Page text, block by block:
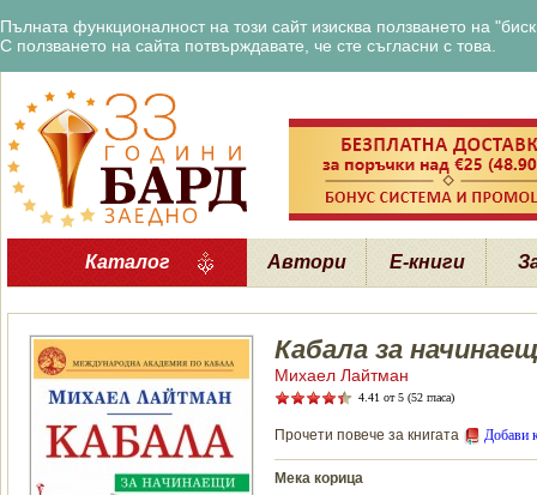
Пълната функционалност на този сайт изисква ползването на
С ползването на сайта потвърждавате, че сте съгласни с това.
Каталог Автори Е-книги
Кабала за
Михаел Лайтман
4.41 от 5 (52 гласа)
Прочети повече за книгата Добави
Мека корица